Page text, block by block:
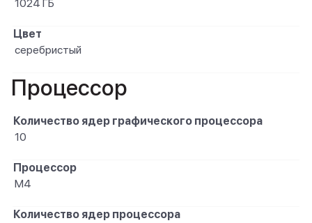
1024 ГБ
Цвет
серебристый
Процессор
Количество ядер графического процессора
10
Процессор
M4
Количество ядер процессора